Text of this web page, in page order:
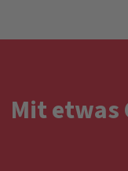
Mit etwas